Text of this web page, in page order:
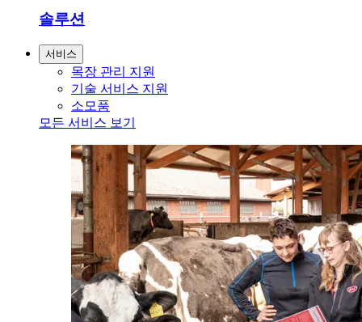
솔루션
서비스
목장 관리 지원
기술 서비스 지원
소모품
모든 서비스 보기